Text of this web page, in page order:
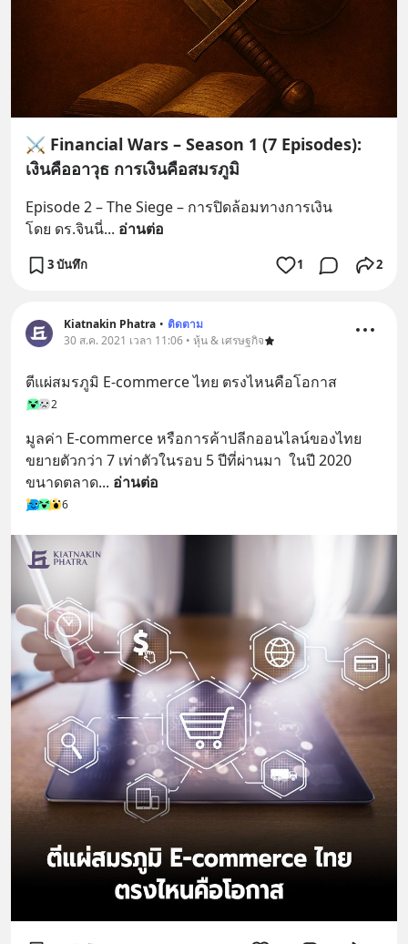
⚔️ Financial Wars – Season 1 (7 Episodes):
เงินคืออาวุธ การเงินคือสมรภูมิ
Episode 2 – The Siege – การปิดล้อมทางการเงิน
โดย ดร.จินนี่... อ่านต่อ
3 บันทึก 1 2
Kiatnakin Phatra • ติดตาม
30 ส.ค. 2021 เวลา 11:06 • หุ้น & เศรษฐกิจ
ตีแผ่สมรภูมิ E-commerce ไทย ตรงไหนคือโอกาส
2
มูลค่า E-commerce หรือการค้าปลีกออนไลน์ของไทย
ขยายตัวกว่า 7 เท่าตัวในรอบ 5 ปีที่ผ่านมา  ในปี 2020
ขนาดตลาด... อ่านต่อ
6